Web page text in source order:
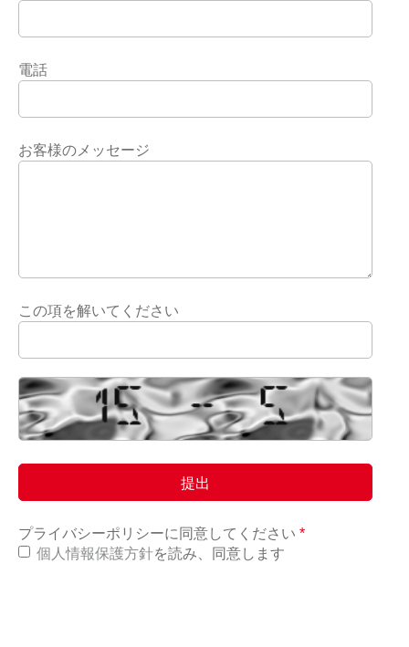
電話
お客様のメッセージ
この項を解いてください
プライバシーポリシーに同意してください *
個人情報保護方針を読み、同意します